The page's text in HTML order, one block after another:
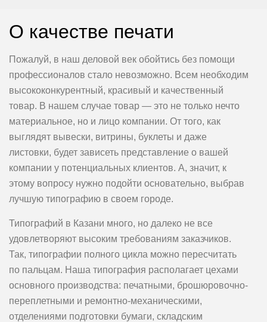
О качестве печати
Пожалуй, в наш деловой век обойтись без помощи
профессионалов стало невозможно. Всем необходим
высококонкурентный, красивый и качественный
товар. В нашем случае товар — это не только нечто
материальное, но и лицо компании. От того, как
выглядят вывески, витрины, буклеты и даже
листовки, будет зависеть представление о вашей
компании у потенциальных клиентов. А, значит, к
этому вопросу нужно подойти основательно, выбрав
лучшую типографию в своем городе.
Типографий в Казани много, но далеко не все
удовлетворяют высоким требованиям заказчиков.
Так, типографии полного цикла можно пересчитать
по пальцам. Наша типография располагает цехами
основного производства: печатными, брошюровочно-
переплетными и ремонтно-механическими,
отделениями подготовки бумаги, складским